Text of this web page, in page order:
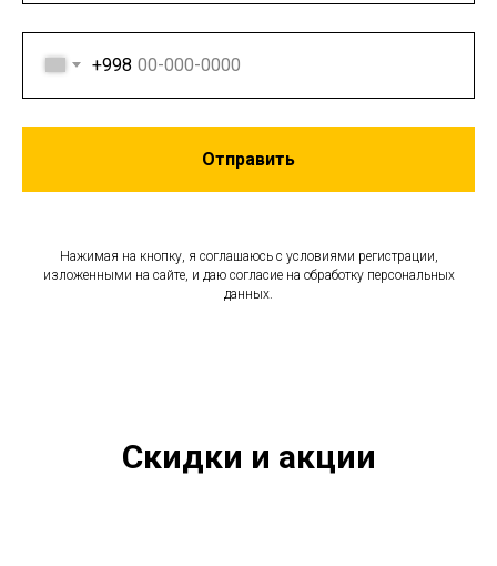
+998
Отправить
Нажимая на кнопку, я соглашаюсь с условиями регистрации,
изложенными на сайте, и даю согласие на обработку персональных
данных.
Скидки и акции